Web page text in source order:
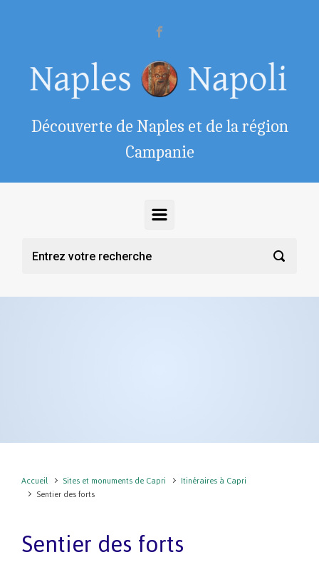
Découverte de Naples et de la région
Campanie
Accueil Sites et monuments de Capri
Itinéraires à Capri
Sentier des forts
Sentier des forts